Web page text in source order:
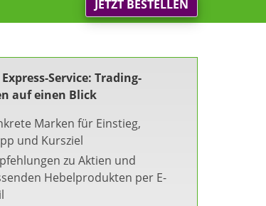
JETZT BESTELLEN
Service: Trading-
auf einen Blick
Marken für Einstieg,
und Kursziel
zu Aktien und
Hebelprodukten per E-